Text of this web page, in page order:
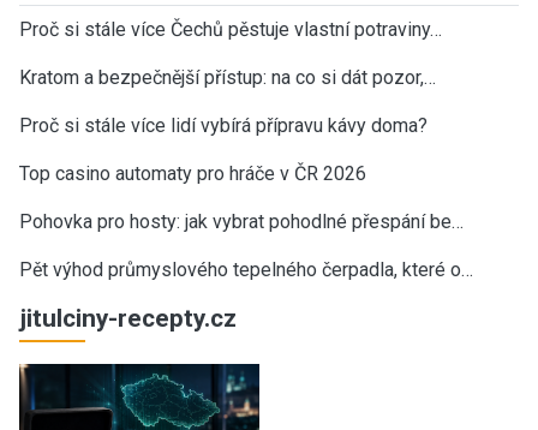
Proč si stále více Čechů pěstuje vlastní potraviny…
Kratom a bezpečnější přístup: na co si dát pozor,…
Proč si stále více lidí vybírá přípravu kávy doma?
Top casino automaty pro hráče v ČR 2026
Pohovka pro hosty: jak vybrat pohodlné přespání be…
Pět výhod průmyslového tepelného čerpadla, které o…
jitulciny-recepty.cz